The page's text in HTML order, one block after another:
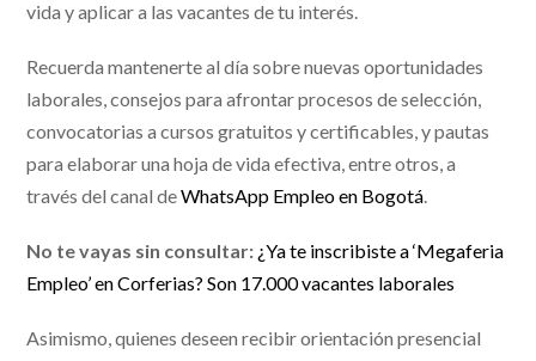
vida y aplicar a las vacantes de tu interés.
Recuerda mantenerte al día sobre nuevas oportunidades
laborales, consejos para afrontar procesos de selección,
convocatorias a cursos gratuitos y certificables, y pautas
para elaborar una hoja de vida efectiva, entre otros, a
través del canal deWhatsApp Empleo en Bogotá.
No te vayas sin consultar: ¿Ya te inscribiste a ‘Megaferia
Empleo’ en Corferias? Son 17.000 vacantes laborales
Asimismo, quienes deseen recibir orientación presencial